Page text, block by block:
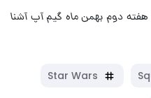
دوم بهمن ماه گیم آپ آشنا
Star Wars